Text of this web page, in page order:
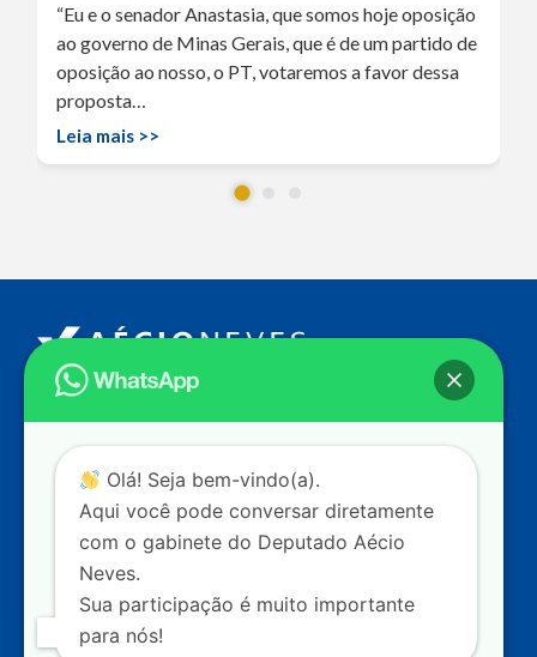
“Eu e o senador Anastasia, que somos hoje oposição
ao governo de Minas Gerais, que é de um partido de
oposição ao nosso, o PT, votaremos a favor dessa
proposta…
Leia mais >>
Endereço
Câmara dos DeputadosEd. Principal, Ala C – Gabinete
20
CEP: 70.160-900 – Brasília (DF)
Contato
dep.aecioneves@camara.leg.br
+55 (61) 3215-5964
+55 (31) 3261-0121
Olá! Seja bem-vindo(a).
Aqui você pode conversar diretamente
com o gabinete do Deputado Aécio
Neves.
Sua participação é muito importante
para nós!